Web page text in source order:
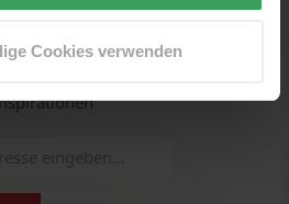
Cookies verwenden
Newsletter an und erhalten